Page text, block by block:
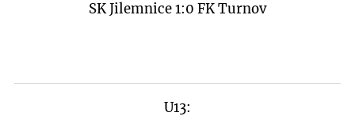
SK Jilemnice 1:0 FK Turnov
U13: